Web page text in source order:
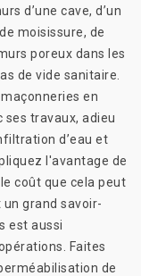
d’une cave, d’un
moisissure, de
poreux dans les
de vide sanitaire.
en
travaux, adieu
d’eau et
l'avantage de
coût que cela peut
grand savoir-
est aussi
Faites
de